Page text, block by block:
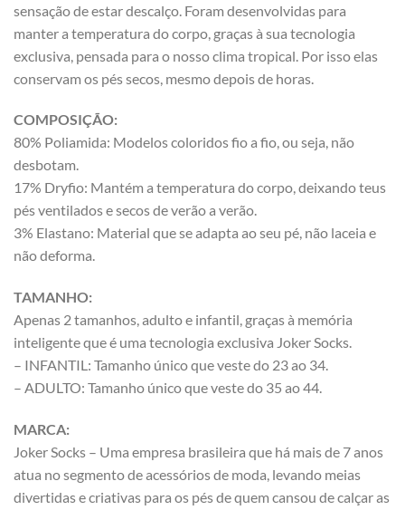
sensação de estar descalço. Foram desenvolvidas para
manter a temperatura do corpo, graças à sua tecnologia
exclusiva, pensada para o nosso clima tropical. Por isso elas
conservam os pés secos, mesmo depois de horas.
COMPOSIÇÃO:
80% Poliamida: Modelos coloridos fio a fio, ou seja, não
desbotam.
17% Dryfio: Mantém a temperatura do corpo, deixando teus
pés ventilados e secos de verão a verão.
3% Elastano: Material que se adapta ao seu pé, não laceia e
não deforma.
TAMANHO:
Apenas 2 tamanhos, adulto e infantil, graças à memória
inteligente que é uma tecnologia exclusiva Joker Socks.
– INFANTIL: Tamanho único que veste do 23 ao 34.
– ADULTO: Tamanho único que veste do 35 ao 44.
MARCA:
Joker Socks – Uma empresa brasileira que há mais de 7 anos
atua no segmento de acessórios de moda, levando meias
divertidas e criativas para os pés de quem cansou de calçar as